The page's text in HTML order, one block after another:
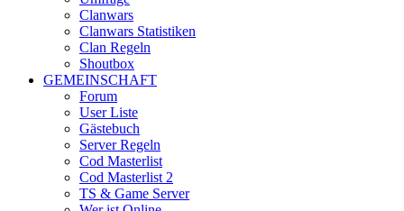
Clanwars
Clanwars Statistiken
Clan Regeln
Shoutbox
GEMEINSCHAFT
Forum
User Liste
Gästebuch
Server Regeln
Cod Masterlist
Cod Masterlist 2
TS & Game Server